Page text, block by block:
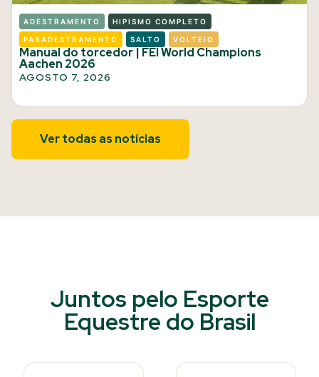
ADESTRAMENTO HIPISMO COMPLETO
PARADESTRAMENTO SALTO VOLTEIO
Manual do torcedor | FEI World Champions
Aachen 2026
AGOSTO 7, 2026
Ver todas as notícias
Juntos pelo Esporte
Equestre do Brasil​